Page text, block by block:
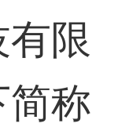
限
简称